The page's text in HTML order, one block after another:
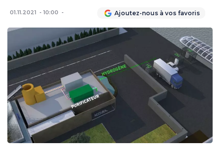
01.11.2021 10:00 Ajoutez-nous à vos favoris